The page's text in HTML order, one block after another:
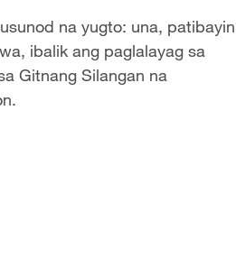
na yugto: una, patibayin
ibalik ang paglalayag sa
Gitnang Silangan na